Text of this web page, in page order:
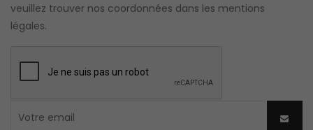
veuillez trouver nos coordonnées dans les mentions
légales.